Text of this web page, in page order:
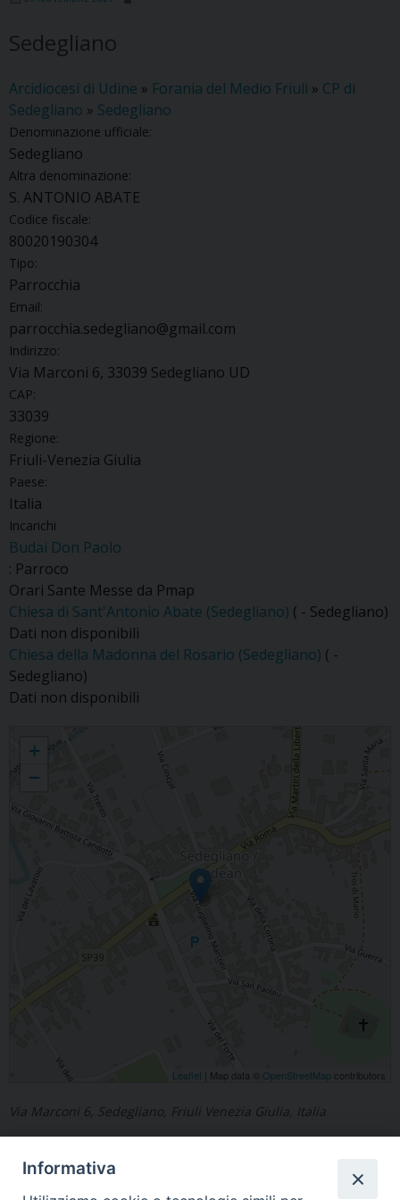
Sedegliano
Arcidiocesi di Udine » Forania del Medio Friuli » CP di
Sedegliano » Sedegliano
Denominazione ufficiale:
Sedegliano
Altra denominazione:
S. ANTONIO ABATE
Codice fiscale:
80020190304
Tipo:
Parrocchia
Email:
parrocchia.sedegliano@gmail.com
Indirizzo:
Via Marconi 6, 33039 Sedegliano UD
CAP:
33039
Regione:
Friuli-Venezia Giulia
Paese:
Italia
Incarichi
Budai Don Paolo
: Parroco
Orari Sante Messe da Pmap
Chiesa di Sant'Antonio Abate (Sedegliano) ( - Sedegliano)
Dati non disponibili
Chiesa della Madonna del Rosario (Sedegliano) ( -
Sedegliano)
Dati non disponibili
+
−
Leaflet | Map data © OpenStreetMap contributors
Via Marconi 6, Sedegliano, Friuli Venezia Giulia, Italia
Informativa